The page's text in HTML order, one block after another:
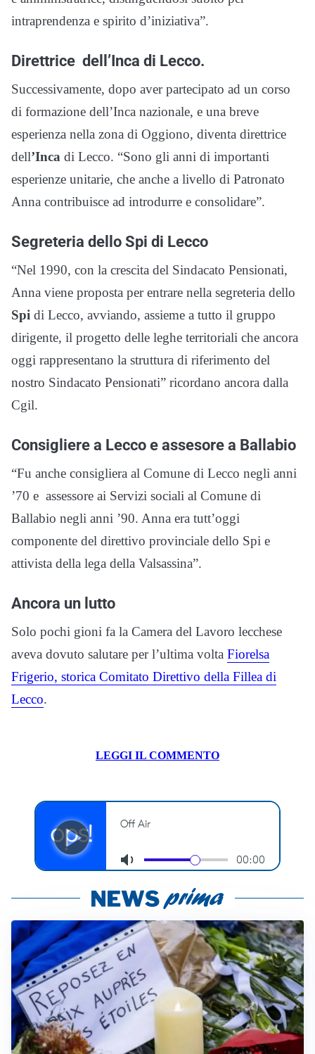
intraprendenza e spirito d’iniziativa”.
Direttrice dell’Inca di Lecco.
Successivamente, dopo aver partecipato ad un corso
di formazione dell’Inca nazionale, e una breve
esperienza nella zona di Oggiono, diventa direttrice
dell’Inca di Lecco. “Sono gli anni di importanti
esperienze unitarie, che anche a livello di Patronato
Anna contribuisce ad introdurre e consolidare”.
Segreteria delloSpi di Lecco
“Nel 1990, con la crescita del Sindacato Pensionati,
Anna viene proposta per entrare nella segreteria dello
Spi di Lecco, avviando, assieme a tutto il gruppo
dirigente, il progetto delle leghe territoriali che ancora
oggi rappresentano la struttura di riferimento del
nostro Sindacato Pensionati” ricordano ancora dalla
Cgil.
Consigliere a Lecco e assesore a Ballabio
“Fu anche consigliera al Comune di Lecco negli anni
’70 e assessore ai Servizi sociali al Comune di
Ballabio negli anni ’90. Anna era tutt’oggi
componente del direttivo provinciale dello Spi e
attivista della lega della Valsassina”.
Ancora un lutto
Solo pochi gioni fa la Camera del Lavoro lecchese
aveva dovuto salutare per l’ultima volta Fiorelsa
Frigerio, storica Comitato Direttivo della Fillea di
Lecco.
LEGGI IL COMMENTO